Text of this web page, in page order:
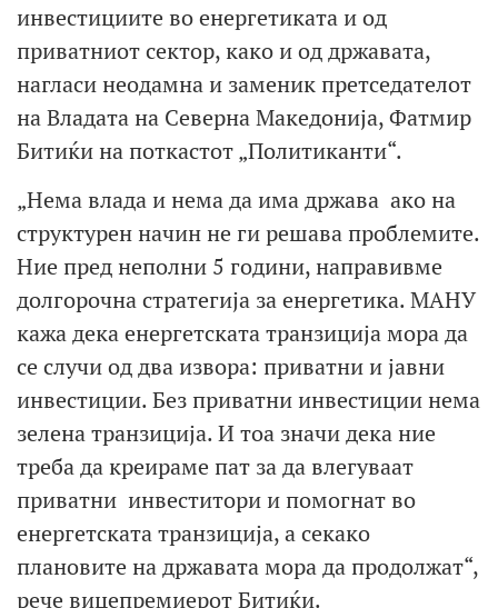
инвестициите во енергетиката и од
приватниот сектор, како и од државата,
нагласи неодамна и заменик претседателот
на Владата на Северна Македонија, Фатмир
Битиќи на поткастот „Политиканти“.
„Нема влада и нема да има држава ако на
структурен начин не ги решава проблемите.
Ние пред неполни 5 години, направивме
долгорочна стратегија за енергетика. МАНУ
кажа дека енергетската транзиција мора да
се случи од два извора: приватни и јавни
инвестиции. Без приватни инвестиции нема
зелена транзиција. И тоа значи дека ние
треба да креираме пат за да влегуваат
приватни инвеститори и помогнат во
енергетската транзиција, а секако
плановите на државата мора да продолжат“,
рече вицепремиерот Битиќи.